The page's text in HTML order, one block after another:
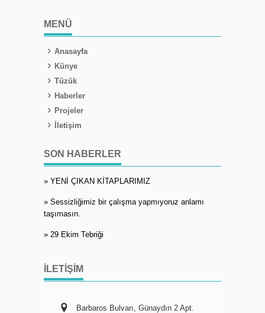
MENÜ
Anasayfa
Künye
Tüzük
Haberler
Projeler
İletişim
SON HABERLER
» YENİ ÇIKAN KİTAPLARIMIZ
» Sessizliğimiz bir çalışma yapmıyoruz anlamı
taşımasın.
» 29 Ekim Tebriği
İLETIŞIM
Barbaros Bulvarı, Günaydın 2 Apt.